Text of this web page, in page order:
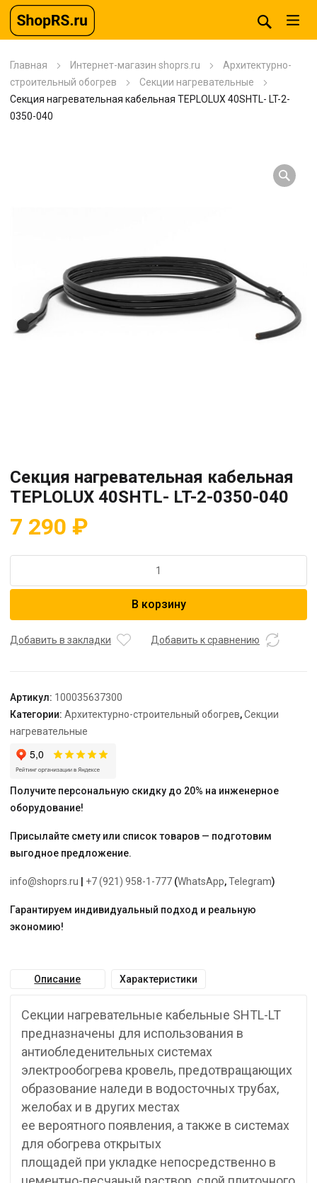
Главная Интернет-магазин shoprs.ru
Архитектурно-
строительный обогрев
Секции нагревательные
Секция нагревательная кабельная TEPLOLUX 40SHTL- LT-2-
0350-040
Секция нагревательная кабельная
TEPLOLUX 40SHTL- LT-2-0350-040
7 290 ₽
Секция
TEPLOLUX
0350-
040
В корзину
Добавить в закладки Добавить к сравнению
Артикул: 100035637300
Категории: Архитектурно-строительный обогрев,Секции
нагревательные
Получите персональную скидку до 20% на инженерное
оборудование!
Присылайте смету или список товаров — подготовим
выгодное предложение.
info@shoprs.ru +7 (921) 958-1-777 (WhatsApp,Telegram)
Гарантируем индивидуальный подход и реальную
экономию!
Описание Характеристики
Секции нагревательные кабельные SHTL-LT
предназначены для использования в
антиобледенительных системах
электрообогрева кровель, предотвращающих
образование наледи в водосточных трубах,
желобах и в других местах
ее вероятного появления, а также в системах
для обогрева открытых
площадей при укладке непосредственно в